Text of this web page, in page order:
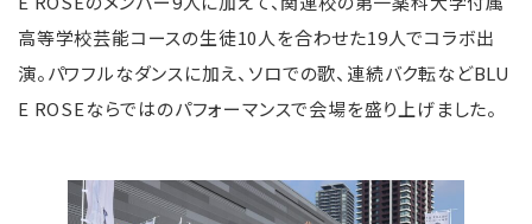
高等学校芸能コースの生徒10人を合わせた19人でコラボ出
演。パワフルなダンスに加え、ソロでの歌、連続バク転などBLU
E ROSEならではのパフォーマンスで会場を盛り上げました。